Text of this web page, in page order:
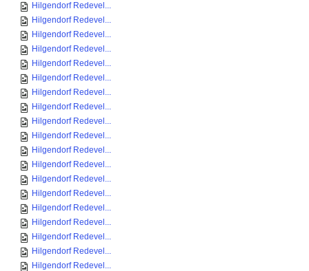
Hilgendorf Redevel...
Hilgendorf Redevel...
Hilgendorf Redevel...
Hilgendorf Redevel...
Hilgendorf Redevel...
Hilgendorf Redevel...
Hilgendorf Redevel...
Hilgendorf Redevel...
Hilgendorf Redevel...
Hilgendorf Redevel...
Hilgendorf Redevel...
Hilgendorf Redevel...
Hilgendorf Redevel...
Hilgendorf Redevel...
Hilgendorf Redevel...
Hilgendorf Redevel...
Hilgendorf Redevel...
Hilgendorf Redevel...
Hilgendorf Redevel...